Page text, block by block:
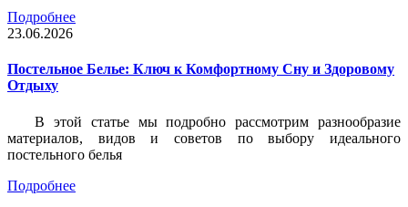
Подробнее
23.06.2026
Постельное Белье: Ключ к Комфортному Сну и Здоровому
Отдыху
В этой статье мы подробно рассмотрим разнообразие
материалов, видов и советов по выбору идеального
постельного белья
Подробнее